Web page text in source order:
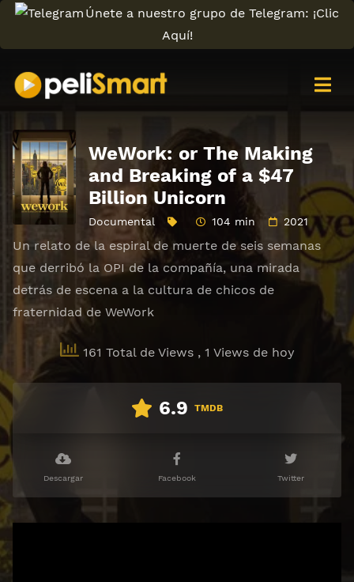
Únete a nuestro grupo de Telegram: ¡Clic
Aquí!
WeWork: or The Making
and Breaking of a $47
Billion Unicorn
Documental 104 min 2021
Un relato de la espiral de muerte de seis semanas
que derribó la OPI de la compañía, una mirada
detrás de escena a la cultura de chicos de
fraternidad de WeWork
161 Total de Views , 1 Views de hoy
6.9 TMDB
Descargar Facebook Twitter